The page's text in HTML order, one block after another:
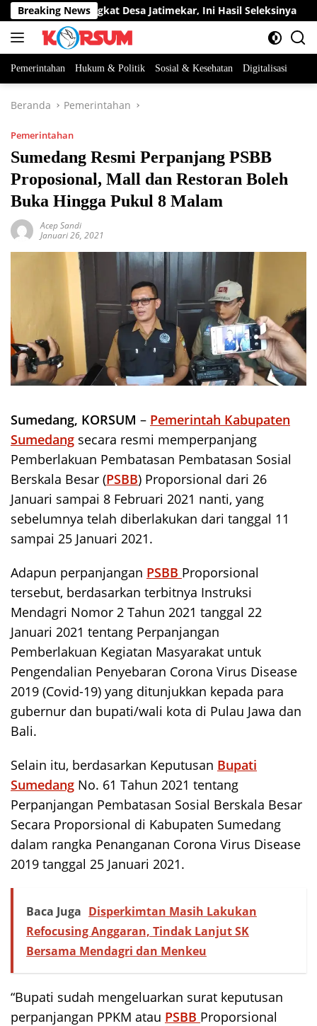
Langsung
ke
konten
Breaking News
Perangkat Desa Jatimekar, Ini Hasil Seleksinya
Pemerintahan Hukum & Politik Sosial & Kesehatan Digitalisasi
Beranda Pemerintahan
Pemerintahan
Sumedang Resmi Perpanjang PSBB
Proposional, Mall dan Restoran Boleh
Buka Hingga Pukul 8 Malam
Acep Sandi
Januari 26, 2021
Sumedang, KORSUM – Pemerintah Kabupaten
Sumedang secara resmi memperpanjang
Pemberlakuan Pembatasan Pembatasan Sosial
Berskala Besar (PSBB) Proporsional dari 26
Januari sampai 8 Februari 2021 nanti, yang
sebelumnya telah diberlakukan dari tanggal 11
sampai 25 Januari 2021.
Adapun perpanjangan PSBB Proporsional
tersebut, berdasarkan terbitnya Instruksi
Mendagri Nomor 2 Tahun 2021 tanggal 22
Januari 2021 tentang Perpanjangan
Pemberlakuan Kegiatan Masyarakat untuk
Pengendalian Penyebaran Corona Virus Disease
2019 (Covid-19) yang ditunjukkan kepada para
gubernur dan bupati/wali kota di Pulau Jawa dan
Bali.
Selain itu, berdasarkan Keputusan Bupati
Sumedang No. 61 Tahun 2021 tentang
Perpanjangan Pembatasan Sosial Berskala Besar
Secara Proporsional di Kabupaten Sumedang
dalam rangka Penanganan Corona Virus Disease
2019 tanggal 25 Januari 2021.
Baca Juga Disperkimtan Masih Lakukan
Refocusing Anggaran, Tindak Lanjut SK
Bersama Mendagri dan Menkeu
“Bupati sudah mengeluarkan surat keputusan
perpanjangan PPKM atau PSBB Proporsional